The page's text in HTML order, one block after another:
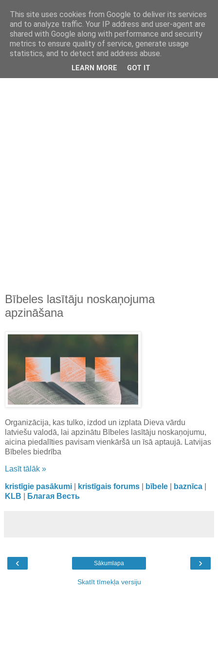
kristietim
viss, kas jāzin kristietim
Bībeles lasītāju noskaņojuma
apzināšana
Organizācija, kas tulko, izdod un izplata Dieva vārdu
latviešu valodā, lai apzinātu Bībeles lasītāju noskaņojumu,
aicina piedalīties pavisam vienkāršā un īsā aptaujā. Latvijas
Bībeles biedrība
Lasīt tālāk »
kristīgie pasākumi kristīgais forums bībele baznīca
KLB
Благая Весть
‹ ›
Sākumlapa
Skatīt tīmekļa versiju
This site uses cookies from Google to deliver its services
and to analyze traffic. Your IP address and user-agent are
shared with Google along with performance and security
metrics to ensure quality of service, generate usage
statistics, and to detect and address abuse.
LEARN MORE GOT IT